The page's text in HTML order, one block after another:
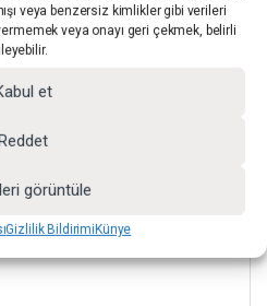
veya benzersiz kimlikler gibi verileri
veya onayı geri çekmek, belirli
et
görüntüle
Gizlilik BildirimiKünye